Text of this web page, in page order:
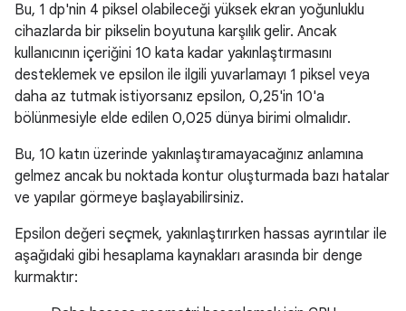
Bu, 1 dp'nin 4 piksel olabileceği yüksek ekran yoğunluklu
cihazlarda bir pikselin boyutuna karşılık gelir. Ancak
kullanıcının içeriğini 10 kata kadar yakınlaştırmasını
desteklemek ve epsilon ile ilgili yuvarlamayı 1 piksel veya
daha az tutmak istiyorsanız epsilon, 0,25'in 10'a
bölünmesiyle elde edilen 0,025 dünya birimi olmalıdır.
Bu, 10 katın üzerinde yakınlaştıramayacağınız anlamına
gelmez ancak bu noktada kontur oluşturmada bazı hatalar
ve yapılar görmeye başlayabilirsiniz.
Epsilon değeri seçmek, yakınlaştırırken hassas ayrıntılar ile
aşağıdaki gibi hesaplama kaynakları arasında bir denge
kurmaktır: